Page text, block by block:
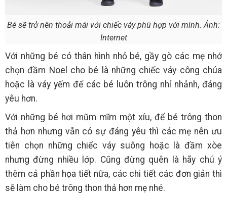
Bé sẽ trở nên thoải mái với chiếc váy phù hợp với mình. Ảnh:
Internet
Với những bé có thân hình nhỏ bé, gầy gò các mẹ nhớ
chọn đầm Noel cho bé là những chiếc váy công chúa
hoặc là váy yếm để các bé luôn trông nhí nhảnh, đáng
yêu hơn.
Với những bé hơi mũm mĩm một xíu, để bé trông thon
thả hơn nhưng vẫn có sự đáng yêu thì các mẹ nên ưu
tiên chọn những chiếc váy suông hoặc là đầm xòe
nhưng đừng nhiều lớp. Cũng đừng quên là hãy chú ý
thêm cả phần họa tiết nữa, các chi tiết các đơn giản thì
sẽ làm cho bé trông thon thả hơn mẹ nhé.